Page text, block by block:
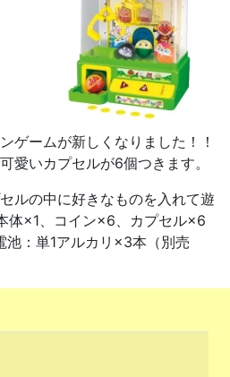
ゲームが新しくなりました！！
愛いカプセルが6個つきます。
ルの中に好きなものを入れて遊
体×1、コイン×6、カプセル×6
池：単1アルカリ×3本（別売